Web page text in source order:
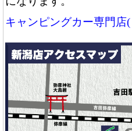
キャンピングカー専門店(